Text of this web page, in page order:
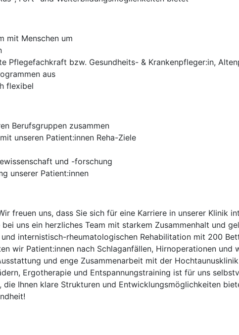
mit Menschen um
Pflegefachkraft bzw. Gesundheits- & Krankenpfleger:in,
aus
flexibel
Berufsgruppen zusammen
unseren Patient:innen Reha-Ziele
und -forschung
unserer Patient:innen
freuen uns, dass Sie sich für eine Karriere in unserer Klinik
uns ein herzliches Team mit starkem Zusammenhalt und
internistisch-rheumatologischen Rehabilitation mit 200
wir Patient:innen nach Schlaganfällen, Hirnoperationen und
und enge Zusammenarbeit mit der
Ergotherapie und Entspannungstraining ist für uns
Ihnen klare Strukturen und Entwicklungsmöglichkeiten